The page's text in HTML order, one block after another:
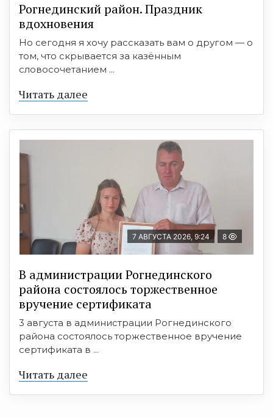
Рогнединский район. Праздник
вдохновения
Но сегодня я хочу рассказать вам о другом — о
том, что скрывается за казённым
словосочетанием ...
Читать далее
7 АВГУСТА 2026, 9:24 8
В администрации Рогнединского
района состоялось торжественное
вручение сертификата
3 августа в администрации Рогнединского
района состоялось торжественное вручение
сертификата в ...
Читать далее